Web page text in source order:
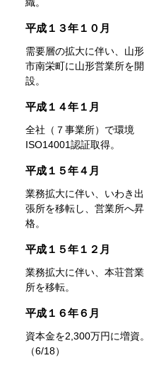
平成１３年１０月
需要層の拡大に伴い、 山形
市南栄町に山形営業所を開
設。
平成１４年１月
全社（７事業所）で環境
ISO14001認証取得。
平成１５年４月
業務拡大に伴い、いわき出
張所を移転し、 営業所へ昇
格。
平成１５年１２月
業務拡大に伴い、 本荘営業
所を移転。
平成１６年６月
資本金を2,300万円に増資。
（6/18）